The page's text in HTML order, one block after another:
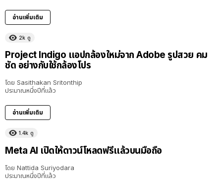
อ่านเพิ่มเติม
2k ดู
Project Indigo แอปกล้องใหม่จาก Adobe รูปสวย คม
ชัด อย่างกับใช้กล้องโปร
โดย Sasithakan Sritonthip
ประมาณหนึ่งปีที่แล้ว
อ่านเพิ่มเติม
1.4k ดู
Meta AI เปิดให้ดาวน์โหลดฟรีแล้วบนมือถือ
โดย Nattida Suriyodara
ประมาณหนึ่งปีที่แล้ว